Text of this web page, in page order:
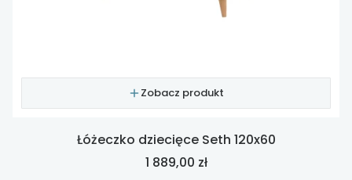
Zobacz produkt
Łóżeczko dziecięce Seth 120x60
Cena
1 889,00 zł